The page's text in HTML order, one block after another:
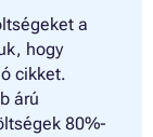
a
hogy
cikket.
árú
80%-